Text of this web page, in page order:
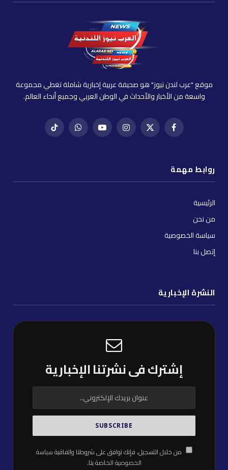
موقع "عرب لندن نيوز" هو صحيفة عربية إخبارية شاملة تغطي مجموعة
واسعة من الأخبار والأحداث في الوطن العربي وجميع أنحاء العالم.
فيسبوكX
إنستغراميوتيوب واتساب تيك
روابط مهمة
الرئيسية
من نحن
سياسة الخصوصية
إتصل بنا
النشرة الإخبارية
إشترك فى نشرتنا الإخبارية
من خلال التسجيل، فإنك توافق على شروطنا واتفاقيةسياسة
الخصوصيةالخاصة بنا.